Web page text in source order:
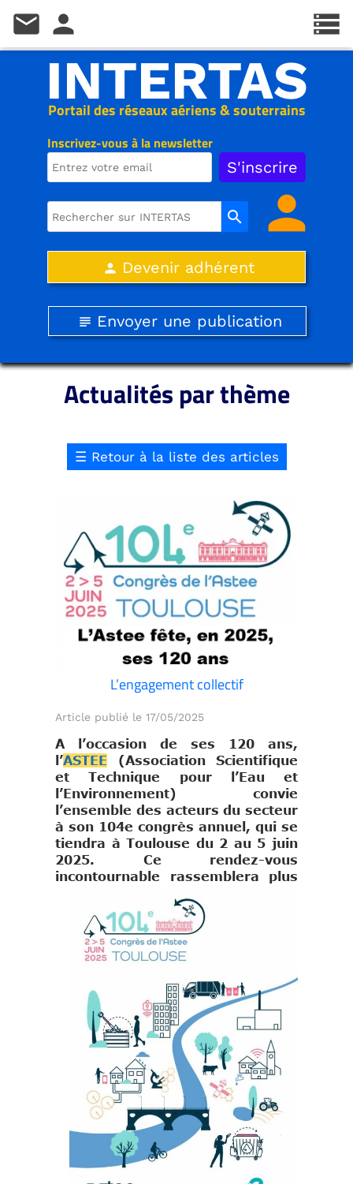
Inscrivez-vous à la newsletter
Portail des réseaux aériens & souterrains
INTERTAS
search person
person Devenir adhérent
subject Envoyer une publication
Actualités par thème
☰ Retour à la liste des articles
L’engagement collectif
Article publié le 17/05/2025
A l’occasion de ses 120 ans,
l’ASTEE (Association Scientifique
et Technique pour l’Eau et
l’Environnement) convie
l’ensemble des acteurs du secteur
à son 104e congrès annuel, qui se
tiendra à Toulouse du 2 au 5 juin
2025. Ce rendez-vous
incontournable rassemblera plus
storage
mail person